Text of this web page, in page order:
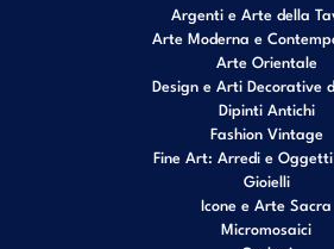
Argenti e Arte della
Arte Moderna e
Arte Orientale
Design e Arti Decorative
Dipinti Antichi
Fashion Vintage
Fine Art: Arredi e
Gioielli
Icone e Arte Sacra
Micromosaici